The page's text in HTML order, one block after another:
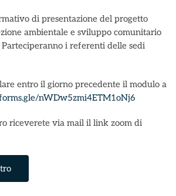
di presentazione del progetto
ambientale e sviluppo comunitario
Parteciperanno i referenti delle sedi
entro il giorno precedente il modulo a
nWDw5zmi4ETM1oNj6
riceverete via mail il link zoom di